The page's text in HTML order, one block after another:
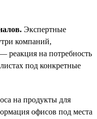
Экспертные
компаний,
реакция на потребность
под конкретные
на продукты для
офисов под места